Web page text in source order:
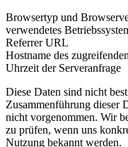
Browsertyp und
verwendetes
Referrer URL
Hostname des
Uhrzeit der Serveranfrage
Diese Daten sind nicht
Zusammenführung dieser
nicht vorgenommen. Wir
zu prüfen, wenn uns
Nutzung bekannt werden.